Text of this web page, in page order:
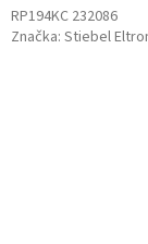
RP194KC 232086
Značka: Stiebel